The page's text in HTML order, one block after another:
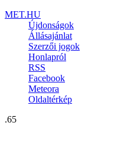
MET.HU
Újdonságok
Állásajánlat
Szerzői jogok
Honlapról
RSS
Facebook
Meteora
Oldaltérkép
.65